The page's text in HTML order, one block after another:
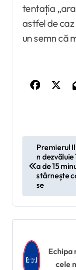
tentația
astfel de
un semn că
i
g
r
e
Premierul
n
a de 15
stârnește
se
Echipa
cele